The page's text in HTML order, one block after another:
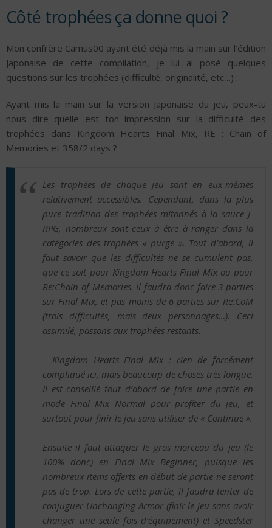
Côté trophées ça donne quoi ?
Mon confrère Camus00 ayant été déjà mis la main sur l’édition
Japonaise de cette compilation, je lui ai posé quelques
questions sur les trophées (difficulté, originalité, etc…) :
Ayant mis la main sur la version Japonaise du jeu, peux-tu
nous dire quelle est ton impression sur la difficulté des
trophées dans Kingdom Hearts Final Mix, RE : Chain of
Memories et 358/2 days ?
Les trophées de chaque jeu sont en eux-mêmes
relativement accessibles. Cependant, dans la plus
pure tradition des trophées mitonnés à la sauce J-
RPG, nombreux sont ceux à être à ranger dans la
catégories des trophées « purge ». Tout d’abord, il
faut savoir que les difficultés ne se cumulent pas,
que ce soit pour Kingdom Hearts Final Mix ou pour
Re:Chain of Memories. Il faudra donc faire 3 parties
sur Final Mix, et pas moins de 6 parties sur Re:CoM
(trois difficultés, mais deux personnages…). Ceci
assimilé, passons aux trophées restants.
– Kingdom Hearts Final Mix : rien de forcément
compliqué ici, mais beaucoup de choses très longue.
Il est conseillé tout d’abord de faire une partie en
mode Final Mix Normal pour profiter du jeu, et
surtout pour finir le jeu sans utiliser de « Continue ».
Ensuite il faut attaquer le gros morceau du jeu (le
100% donc) en Final Mix Beginner, puisque les
nombreux items offerts en début de partie ne seront
pas de trop. Lors de cette partie, il faudra tenter de
conjuguer Unchanging Armor (finir le jeu sans avoir
changer une seule fois d’équipement) et Speedster